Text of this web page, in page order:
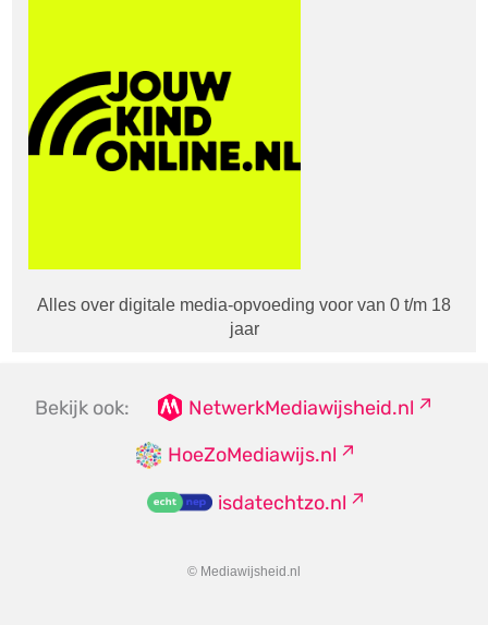
Alles over digitale media-opvoeding voor van 0 t/m 18
jaar
Bekijk ook:
NetwerkMediawijsheid.nl
HoeZoMediawijs.nl
isdatechtzo.nl
© Mediawijsheid.nl